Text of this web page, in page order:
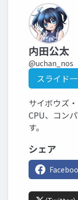
内田公太
@uchan_nos
スライド
サイボウズ
CPU、コン
す。
シェア